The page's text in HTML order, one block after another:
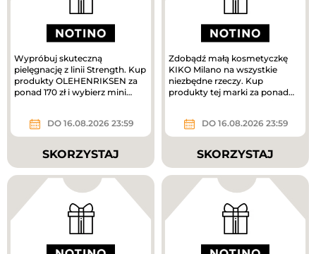
Wypróbuj skuteczną
pielęgnację z linii Strength. Kup
produkty OLEHENRIKSEN za
ponad 170 zł i wybierz mini
DO 16.08.2026 23:59
SKORZYSTAJ
Zdobądź małą kosmetyczkę
KIKO Milano na wszystkie
niezbędne rzeczy. Kup
produkty tej marki za ponad
DO 16.08.2026 23:59
SKORZYSTAJ